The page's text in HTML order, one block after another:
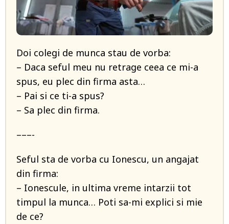
Doi colegi de munca stau de vorba:
– Daca seful meu nu retrage ceea ce mi-a
spus, eu plec din firma asta…
– Pai si ce ti-a spus?
– Sa plec din firma.
–––-
Seful sta de vorba cu Ionescu, un angajat
din firma:
– Ionescule, in ultima vreme intarzii tot
timpul la munca… Poti sa-mi explici si mie
de ce?